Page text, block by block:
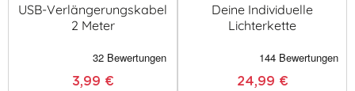
USB-Verlängerungskabel
2 Meter
3,99 €
Deine Individuelle
Lichterkette
24,99 €